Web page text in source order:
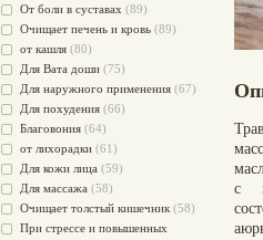
с
От боли в суставах (89)
Очищает печень и кровь (89)
от кашля (80)
Для Вата доши (75)
Для наружного применения (67)
Для похудения (66)
Благовония (64)
от лихорадки (61)
Для кожи лица (59)
Для массажа (58)
Очищает толстый кишечник (58)
При стрессе и повышенных